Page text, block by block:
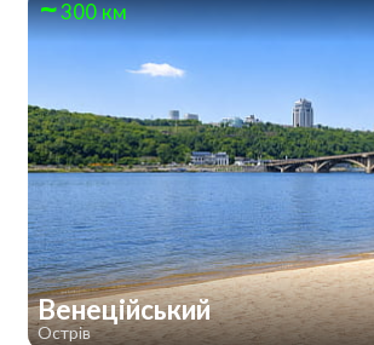
300 км
Венеційський
Острів